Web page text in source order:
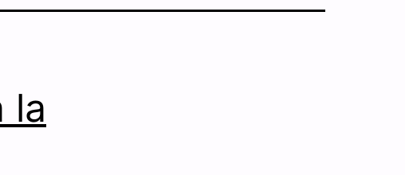
la